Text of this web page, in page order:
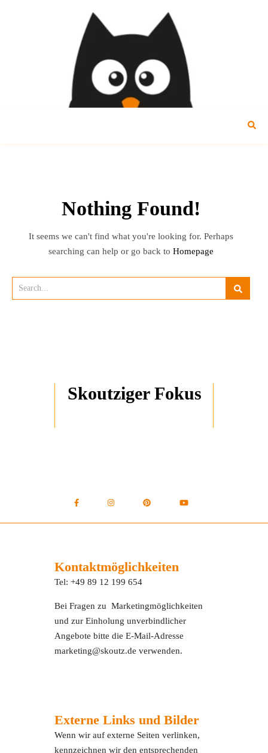
Nothing Found!
It seems we can't find what you're looking for. Perhaps
searching can help or go back to Homepage
Skoutziger Fokus
Kontaktmöglichkeiten
Tel: +49 89 12 199 654
Bei Fragen zu Marketingmöglichkeiten
und zur Einholung unverbindlicher
Angebote bitte die E-Mail-Adresse
marketing@skoutz.de verwenden.
Externe Links und Bilder
Wenn wir auf externe Seiten verlinken,
kennzeichnen wir den entsprechenden